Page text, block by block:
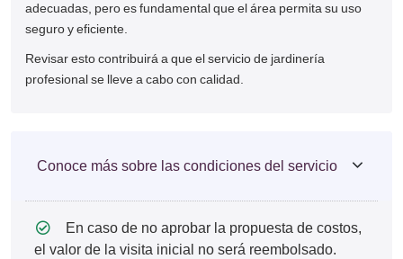
adecuadas, pero es fundamental que el área permita su uso
seguro y eficiente.
Revisar esto contribuirá a que el servicio de jardinería
profesional se lleve a cabo con calidad.
Conoce más sobre las condiciones del servicio
En caso de no aprobar la propuesta de costos,
el valor de la visita inicial no será reembolsado.